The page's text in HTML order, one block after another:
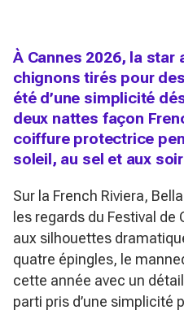
À Cannes 2026, la star
chignons tirés pour
été d’une simplicité
deux nattes façon
coiffure protectrice
soleil, au sel et aux
Sur la French Riviera,
les regards du Festival de
aux silhouettes
quatre épingles, le
cette année avec un
parti pris d’une simplicité